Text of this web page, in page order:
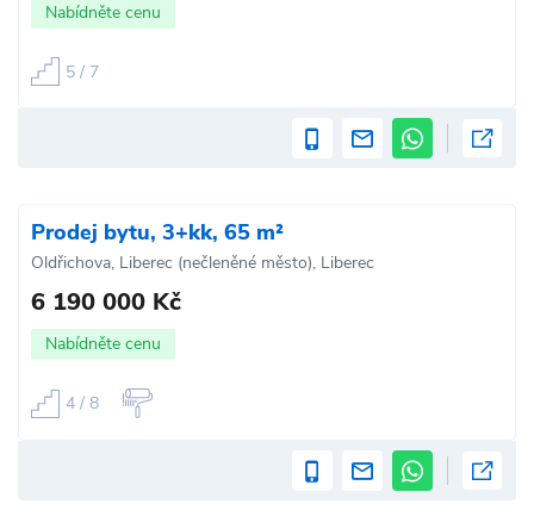
Nabídněte cenu
5 / 7
Prodej bytu, 3+kk, 65 m²
Oldřichova, Liberec (nečleněné město), Liberec
6 190 000 Kč
Nabídněte cenu
4 / 8